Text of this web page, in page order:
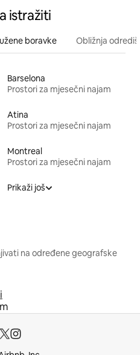
istražiti
boravke Obližnja
Barselona
Prostori za mjesečni najam
Atina
Prostori za mjesečni najam
Montreal
Prostori za mjesečni najam
Prikaži još
na određene geografske